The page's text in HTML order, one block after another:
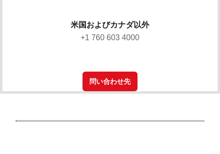
米国およびカナダ以外
+1 760 603 4000
問い合わせ先